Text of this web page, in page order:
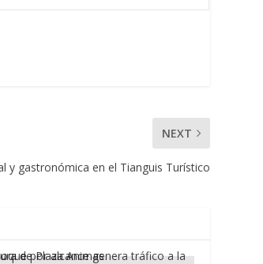
NEXT
y gastronómica en el Tianguis Turístico